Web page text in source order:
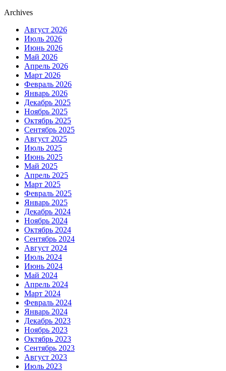
Archives
Август 2026
Июль 2026
Июнь 2026
Май 2026
Апрель 2026
Март 2026
Февраль 2026
Январь 2026
Декабрь 2025
Ноябрь 2025
Октябрь 2025
Сентябрь 2025
Август 2025
Июль 2025
Июнь 2025
Май 2025
Апрель 2025
Март 2025
Февраль 2025
Январь 2025
Декабрь 2024
Ноябрь 2024
Октябрь 2024
Сентябрь 2024
Август 2024
Июль 2024
Июнь 2024
Май 2024
Апрель 2024
Март 2024
Февраль 2024
Январь 2024
Декабрь 2023
Ноябрь 2023
Октябрь 2023
Сентябрь 2023
Август 2023
Июль 2023